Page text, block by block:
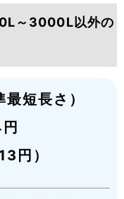
～3000L以外の
短長さ）
円）